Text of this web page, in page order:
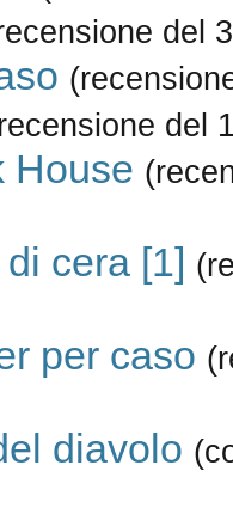
del
del
House
cera [1]
per caso
diavolo